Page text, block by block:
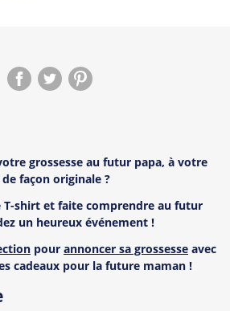
grossesse au futur papa, à votre
façon originale ?
T-shirt et faite comprendre au futur
un heureux événement !
pour annoncer sa grossesse avec
cadeaux pour la future maman !